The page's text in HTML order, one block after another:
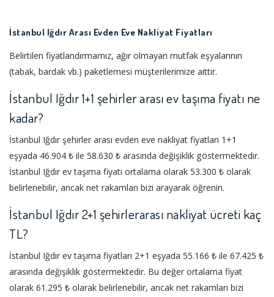
İstanbul Iğdır Arası Evden Eve Nakliyat Fiyatları
Belirtilen fiyatlandırmamız, ağır olmayan mutfak eşyalarının
(tabak, bardak vb.) paketlemesi müşterilerimize aittir.
İstanbul Iğdır 1+1 şehirler arası ev taşıma fiyatı ne
kadar?
İstanbul Iğdır şehirler arası evden eve nakliyat fiyatları 1+1
eşyada 46.904 ₺ ile 58.630 ₺ arasında değişiklik göstermektedir.
İstanbul Iğdır ev taşıma fiyatı ortalama olarak 53.300 ₺ olarak
belirlenebilir, ancak net rakamları bizi arayarak öğrenin.
İstanbul Iğdır 2+1 şehirlerarası nakliyat ücreti kaç
TL?
İstanbul Iğdır ev taşıma fiyatları 2+1 eşyada 55.166 ₺ ile 67.425 ₺
arasında değişiklik göstermektedir. Bu değer ortalama fiyat
olarak 61.295 ₺ olarak belirlenebilir, ancak net rakamları bizi